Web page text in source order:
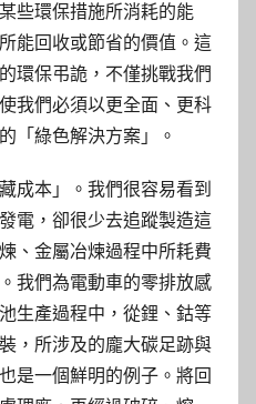
些環保措施所消耗的能
能回收或節省的價值。這
環保弔詭，不僅挑戰我們
我們必須以更全面、更科
「綠色解決方案」。
成本」。我們很容易看到
電，卻很少去追蹤製造這
、金屬冶煉過程中所耗費
我們為電動車的零排放感
生產過程中，從鋰、鈷等
，所涉及的龐大碳足跡與
是一個鮮明的例子。將回